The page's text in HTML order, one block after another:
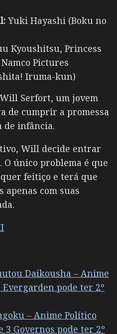
Yuki Hayashi (Boku no
Kyoushitsu, Princess
Pictures
Iruma-kun)
Serfort, um jovem
de cumprir a promessa
de infância.
Will decide entrar
O único problema é que
feitiço e terá que
com suas
Daikousha – Anime
pode ter 2º
– Anime Político
3 Governos pode ter 2º